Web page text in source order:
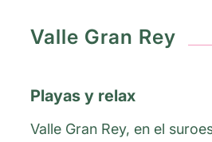
Valle Gran Rey
Playas y relax
Valle Gran Rey, en el